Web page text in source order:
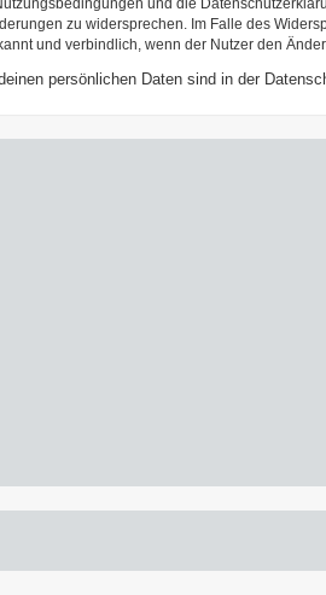
und die
zu widersprechen. Im Falle des
und verbindlich, wenn der Nutzer den
persönlichen Daten sind in der